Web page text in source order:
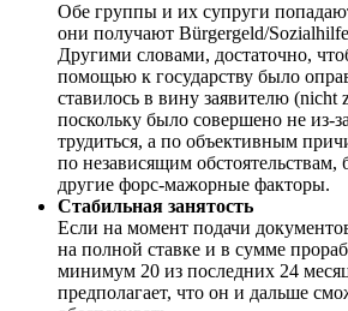
Обе группы и их супруги
они получают Bürgergeld/
Другими словами, достаточно,
помощью к государству было
ставилось в вину заявителю (nicht
поскольку было совершено не из-
трудиться, а по объективным
по независящим обстоятельствам,
другие форс-мажорные факторы.
Стабильная занятость
Если на момент подачи
на полной ставке и в сумме
минимум 20 из последних 24
предполагает, что он и дальше